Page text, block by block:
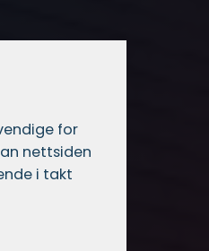
for
nettsiden
i takt